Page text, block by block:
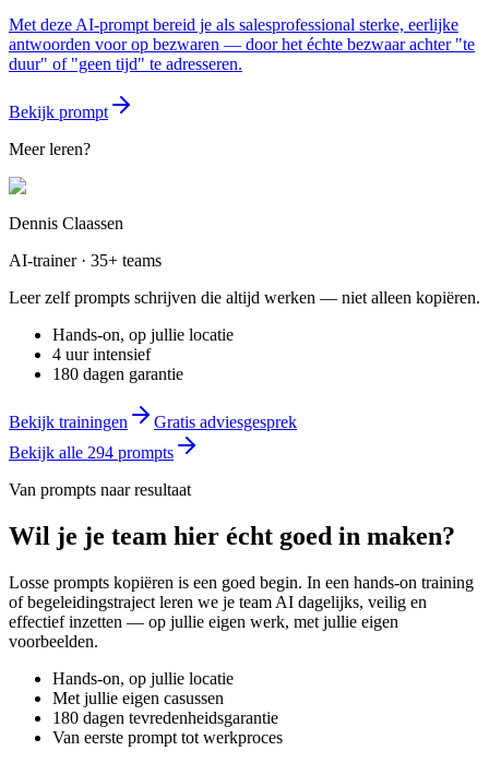
Met deze AI-prompt bereid je als salesprofessional sterke, eerlijke
antwoorden voor op bezwaren — door het échte bezwaar achter "te
duur" of "geen tijd" te adresseren.
Bekijk prompt
Meer leren?
Dennis Claassen
AI-trainer · 35+ teams
Leer zelf prompts schrijven die altijd werken — niet alleen kopiëren.
Hands-on, op jullie locatie
4 uur intensief
180 dagen garantie
Bekijk trainingen
Gratis adviesgesprek
Bekijk alle 294 prompts
Van prompts naar resultaat
Wil je je team hier écht goed in maken?
Losse prompts kopiëren is een goed begin. In een hands-on training
of begeleidingstraject leren we je team AI dagelijks, veilig en
effectief inzetten — op jullie eigen werk, met jullie eigen
voorbeelden.
Hands-on, op jullie locatie
Met jullie eigen casussen
180 dagen tevredenheidsgarantie
Van eerste prompt tot werkproces